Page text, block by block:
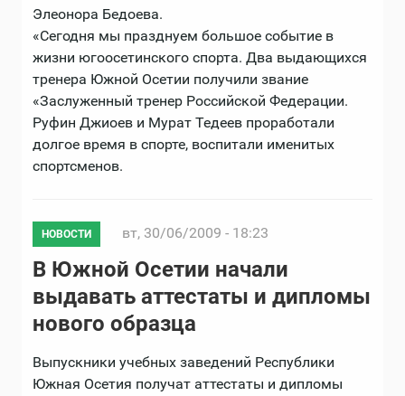
Элеонора Бедоева.
«Сегодня мы празднуем большое событие в
жизни югоосетинского спорта. Два выдающихся
тренера Южной Осетии получили звание
«Заслуженный тренер Российской Федерации.
Руфин Джиоев и Мурат Тедеев проработали
долгое время в спорте, воспитали именитых
спортсменов.
НОВОСТИ вт, 30/06/2009 - 18:23
В Южной Осетии начали
выдавать аттестаты и дипломы
нового образца
Выпускники учебных заведений Республики
Южная Осетия получат аттестаты и дипломы